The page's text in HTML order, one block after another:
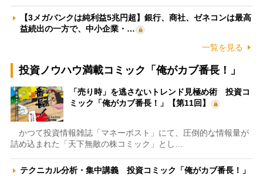
【3メガバンクは純利益5兆円超】銀行、商社、ゼネコンは最高
益続出の一方で、中小企業・…
一覧を見る
投資ノウハウ満載コミック「俺がカブ番長！」
「売り時」を逃さないトレンド見極め術 投資コ
ミック「俺がカブ番長！」【第11回】
かつて投資情報雑誌「マネーポスト」にて、圧倒的な情報量が
詰め込まれた「天下無敵の株コミック」とし…
テクニカル分析・集中講義 投資コミック「俺がカブ番長！」